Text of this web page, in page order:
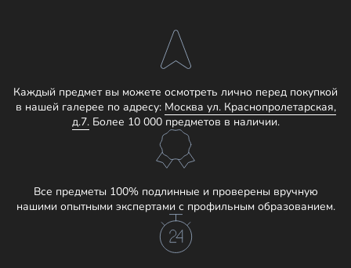
Каждый предмет вы можете осмотреть лично перед покупкой
в нашей галерее по адресу: Москва ул. Краснопролетарская,
д.7.Более 10 000 предметов в наличии.
Все предметы 100% подлинные и проверены вручную
нашими опытными экспертами с профильным образованием.